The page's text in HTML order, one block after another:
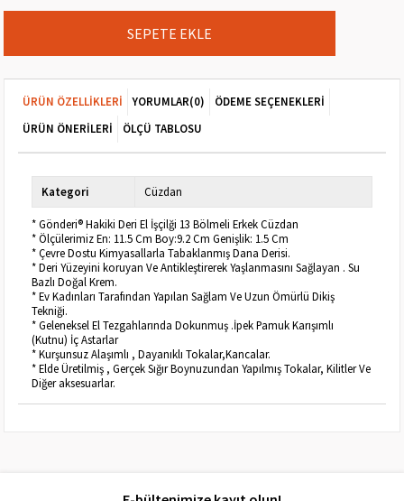
ÜRÜN ÖZELLIKLERI YORUMLAR(0)
ÖDEME SEÇENEKLERI
ÜRÜN ÖNERILERI
ÖLÇÜ TABLOSU
Kategori Cüzdan
* Gönderi® Hakiki Deri El İşçilği 13 Bölmeli Erkek Cüzdan
* Ölçülerimiz En: 11.5 Cm Boy:9.2 Cm Genişlik: 1.5 Cm
* Çevre Dostu Kimyasallarla Tabaklanmış Dana Derisi.
* Deri Yüzeyini koruyan Ve Antikleştirerek Yaşlanmasını Sağlayan . Su
Bazlı Doğal Krem.
* Ev Kadınları Tarafından Yapılan Sağlam Ve Uzun Ömürlü Dikiş
Tekniği.
* Geleneksel El Tezgahlarında Dokunmuş .İpek Pamuk Karışımlı
(Kutnu) İç Astarlar
* Kurşunsuz Alaşımlı , Dayanıklı Tokalar,Kancalar.
* Elde Üretilmiş , Gerçek Sığır Boynuzundan Yapılmış Tokalar, Kilitler Ve
Diğer aksesuarlar.